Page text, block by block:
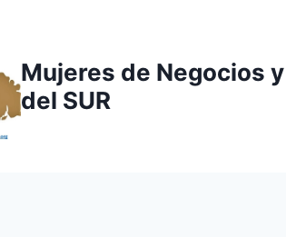
Mujeres de Negocios
del SUR